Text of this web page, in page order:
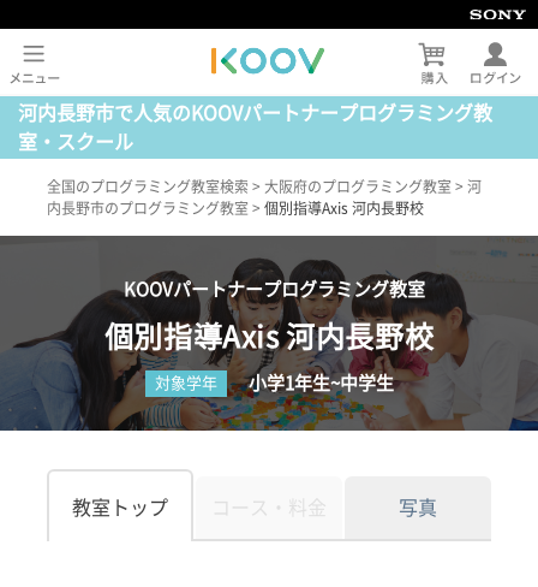
河内長野市で人気のKOOVパートナープログラミング教
室・スクール
全国のプログラミング教室検索 > 大阪府のプログラミング教室 > 河
内長野市のプログラミング教室 > 個別指導Axis 河内長野校
KOOVパートナープログラミング教室
個別指導Axis 河内長野校
対象学年 小学1年生~中学生
教室トップ コース・料金 写真